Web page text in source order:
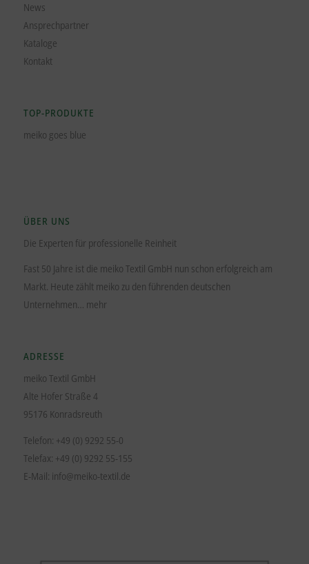
News
Ansprechpartner
Kataloge
Kontakt
TOP-PRODUKTE
meiko goes blue
ÜBER UNS
Die Experten für professionelle Reinheit
Fast 50 Jahre ist die meiko Textil GmbH nun schon erfolgreich am
Markt. Heute zählt meiko zu den führenden deutschen
Unternehmen… mehr
ADRESSE
meiko Textil GmbH
Alte Hofer Straße 4
95176 Konradsreuth
Telefon: +49 (0) 9292 55-0
Telefax: +49 (0) 9292 55-155
E-Mail: info@meiko-textil.de